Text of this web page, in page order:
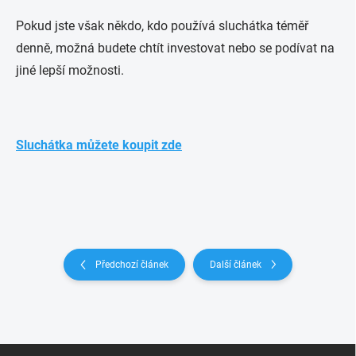
Pokud jste však někdo, kdo používá sluchátka téměř
denně, možná budete chtít investovat nebo se podívat na
jiné lepší možnosti.
Sluchátka můžete koupit zde
Předchozí článek Další článek